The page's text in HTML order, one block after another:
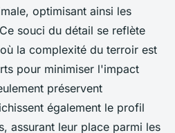
optimisant ainsi les
souci du détail se reflète
la complexité du terroir est
pour minimiser l'impact
préservent
également le profil
assurant leur place parmi les